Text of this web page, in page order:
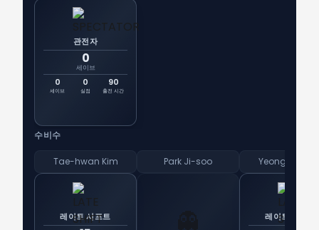
관전자
0
세이브
0
세이브
0
실점
90
출전 시간
수비수
Tae-hwan Kim
레이트 시프트
Park Ji-soo Yeong-bin
레이트 시프트